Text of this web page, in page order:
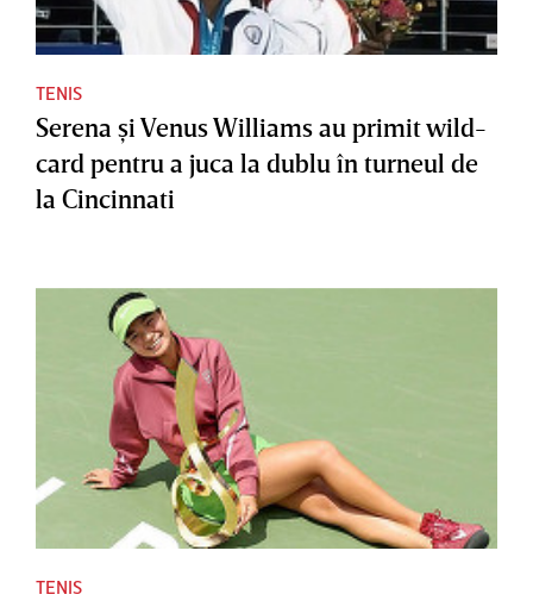
TENIS
Serena şi Venus Williams au primit wild-
card pentru a juca la dublu în turneul de
la Cincinnati
TENIS